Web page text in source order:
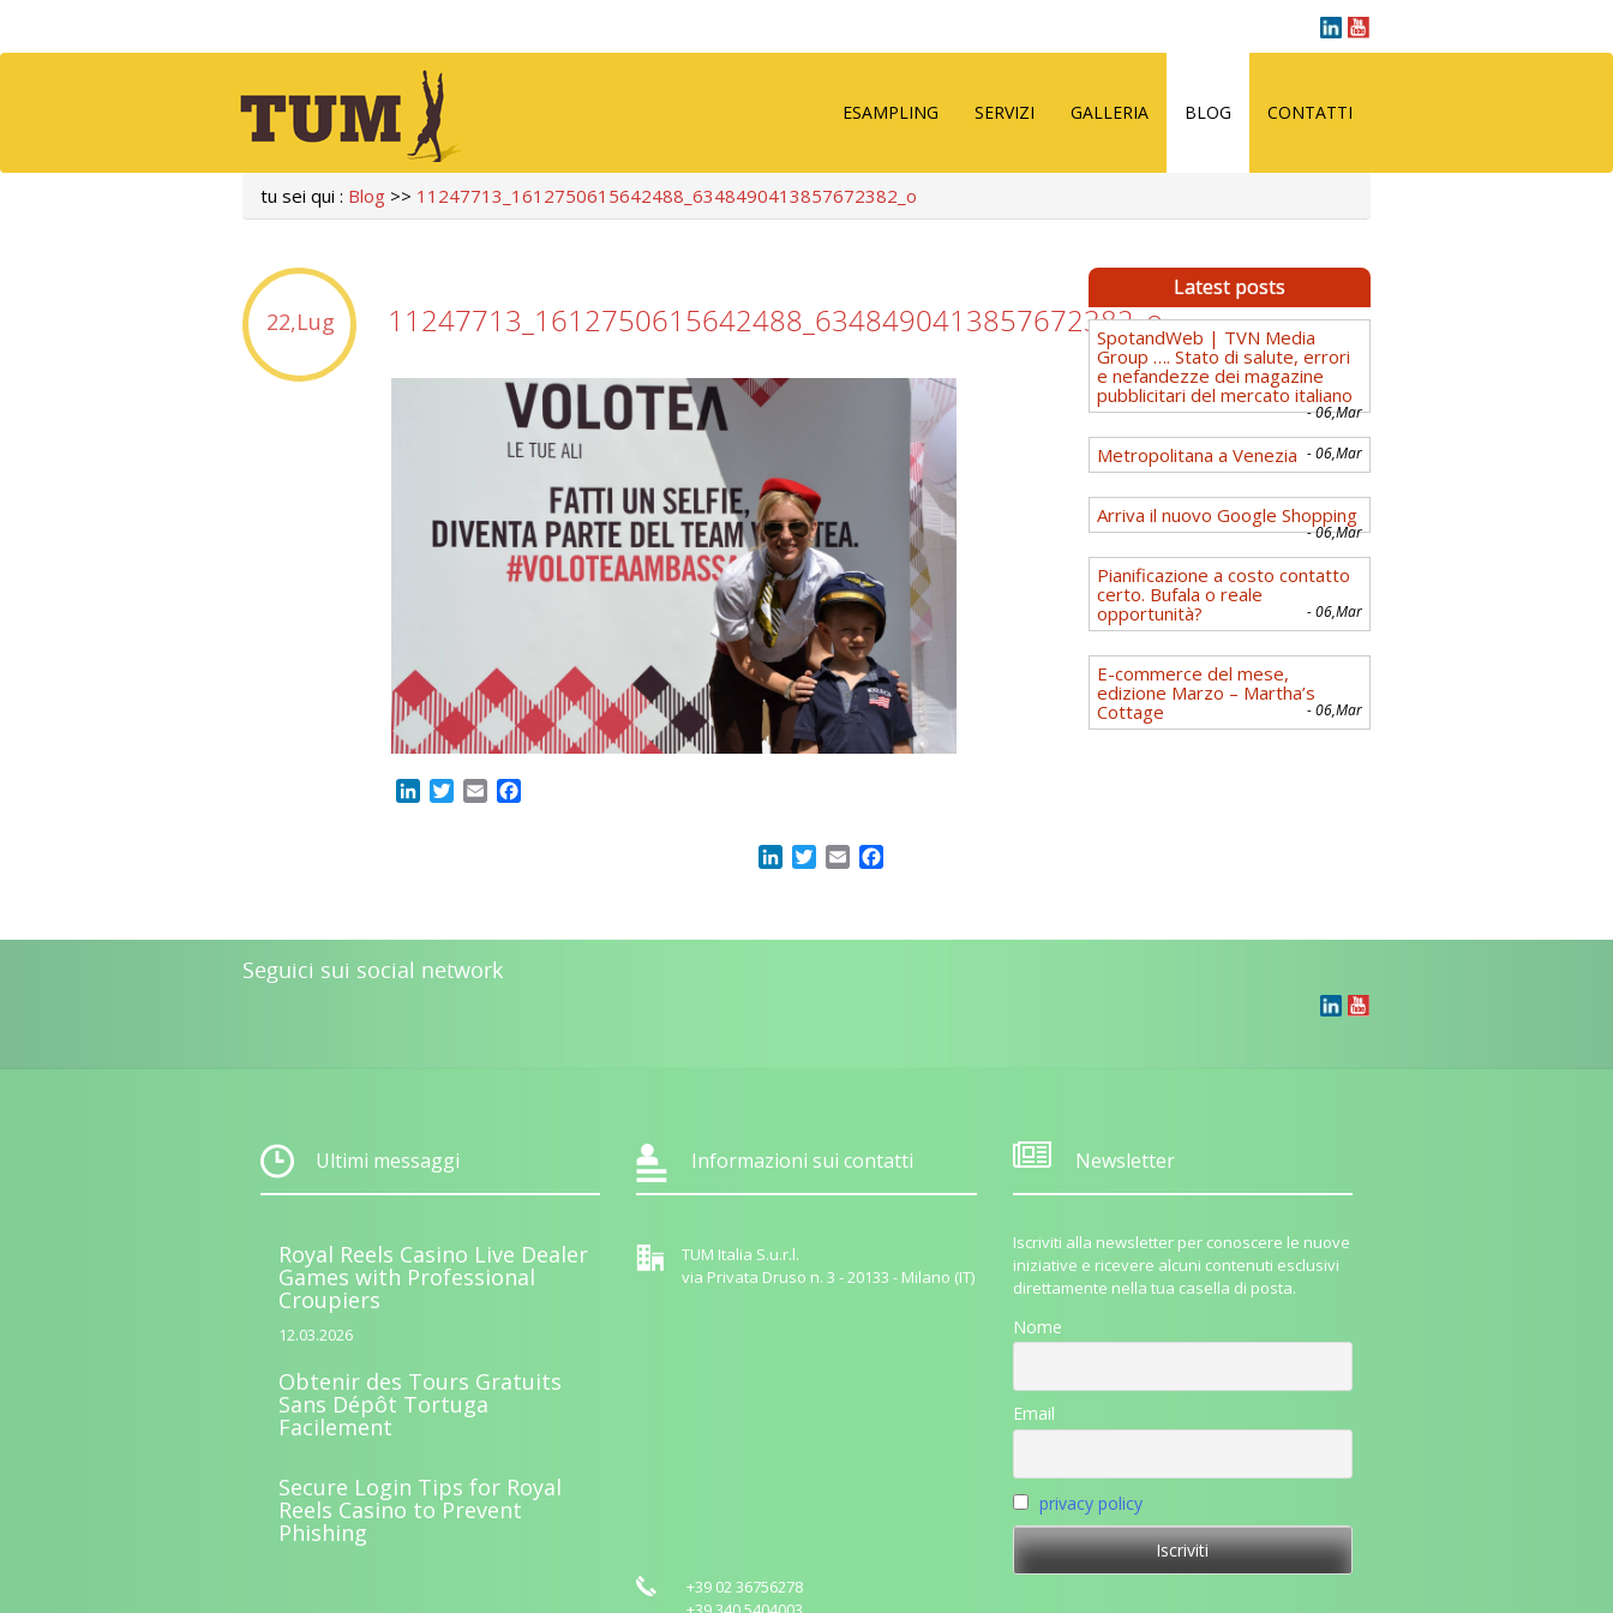
ESAMPLING SERVIZI GALLERIA BLOG CONTATTI
tu sei qui : Blog >> 11247713_1612750615642488_6348490413857672382_o
22,Lug 11247713_1612750615642488_6348490413857672382_o
LinkedInTwitterEmail
LinkedInTwitter
Email
Latest posts
SpotandWeb | TVN Media
Group …. Stato di salute, errori
e nefandezze dei magazine
pubblicitari del mercato italiano
- 06,Mar
Metropolitana a Venezia - 06,Mar
Arriva il nuovo Google Shopping
- 06,Mar
Pianificazione a costo contatto
certo. Bufala o reale
opportunità?
- 06,Mar
E-commerce del mese,
edizione Marzo – Martha’s
Cottage
- 06,Mar
Seguici sui social network
Ultimi messaggi
Royal Reels Casino Live Dealer
Games with Professional
Croupiers
12.03.2026
Obtenir des Tours Gratuits
Sans Dépôt Tortuga
Facilement
Secure Login Tips for Royal
Reels Casino to Prevent
Phishing
Informazioni sui contatti
TUM Italia S.u.r.l.
via Privata Druso n. 3 - 20133 - Milano (IT)
+39 02 36756278
Newsletter
Iscriviti alla newsletter per conoscere le nuove
iniziative e ricevere alcuni contenuti esclusivi
direttamente nella tua casella di posta.
Nome
Email
privacy policy